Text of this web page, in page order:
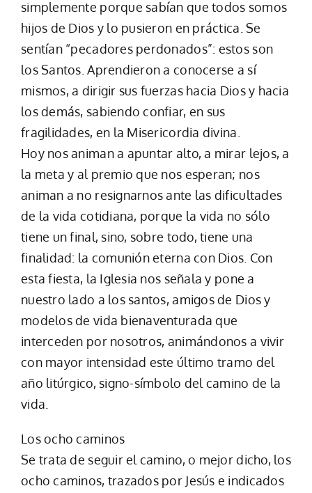
simplemente porque sabían que todos somos
hijos de Dios y lo pusieron en práctica. Se
sentían “pecadores perdonados”: estos son
los Santos. Aprendieron a conocerse a sí
mismos, a dirigir sus fuerzas hacia Dios y hacia
los demás, sabiendo confiar, en sus
fragilidades, en la Misericordia divina.
Hoy nos animan a apuntar alto, a mirar lejos, a
la meta y al premio que nos esperan; nos
animan a no resignarnos ante las dificultades
de la vida cotidiana, porque la vida no sólo
tiene un final, sino, sobre todo, tiene una
finalidad: la comunión eterna con Dios. Con
esta fiesta, la Iglesia nos señala y pone a
nuestro lado a los santos, amigos de Dios y
modelos de vida bienaventurada que
interceden por nosotros, animándonos a vivir
con mayor intensidad este último tramo del
año litúrgico, signo-símbolo del camino de la
vida.
Los ocho caminos
Se trata de seguir el camino, o mejor dicho, los
ocho caminos, trazados por Jesús e indicados